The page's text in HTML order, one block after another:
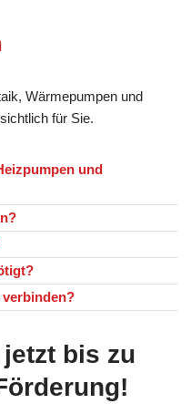
Wärmepumpen und
für Sie.
und
verbinden?
bis zu